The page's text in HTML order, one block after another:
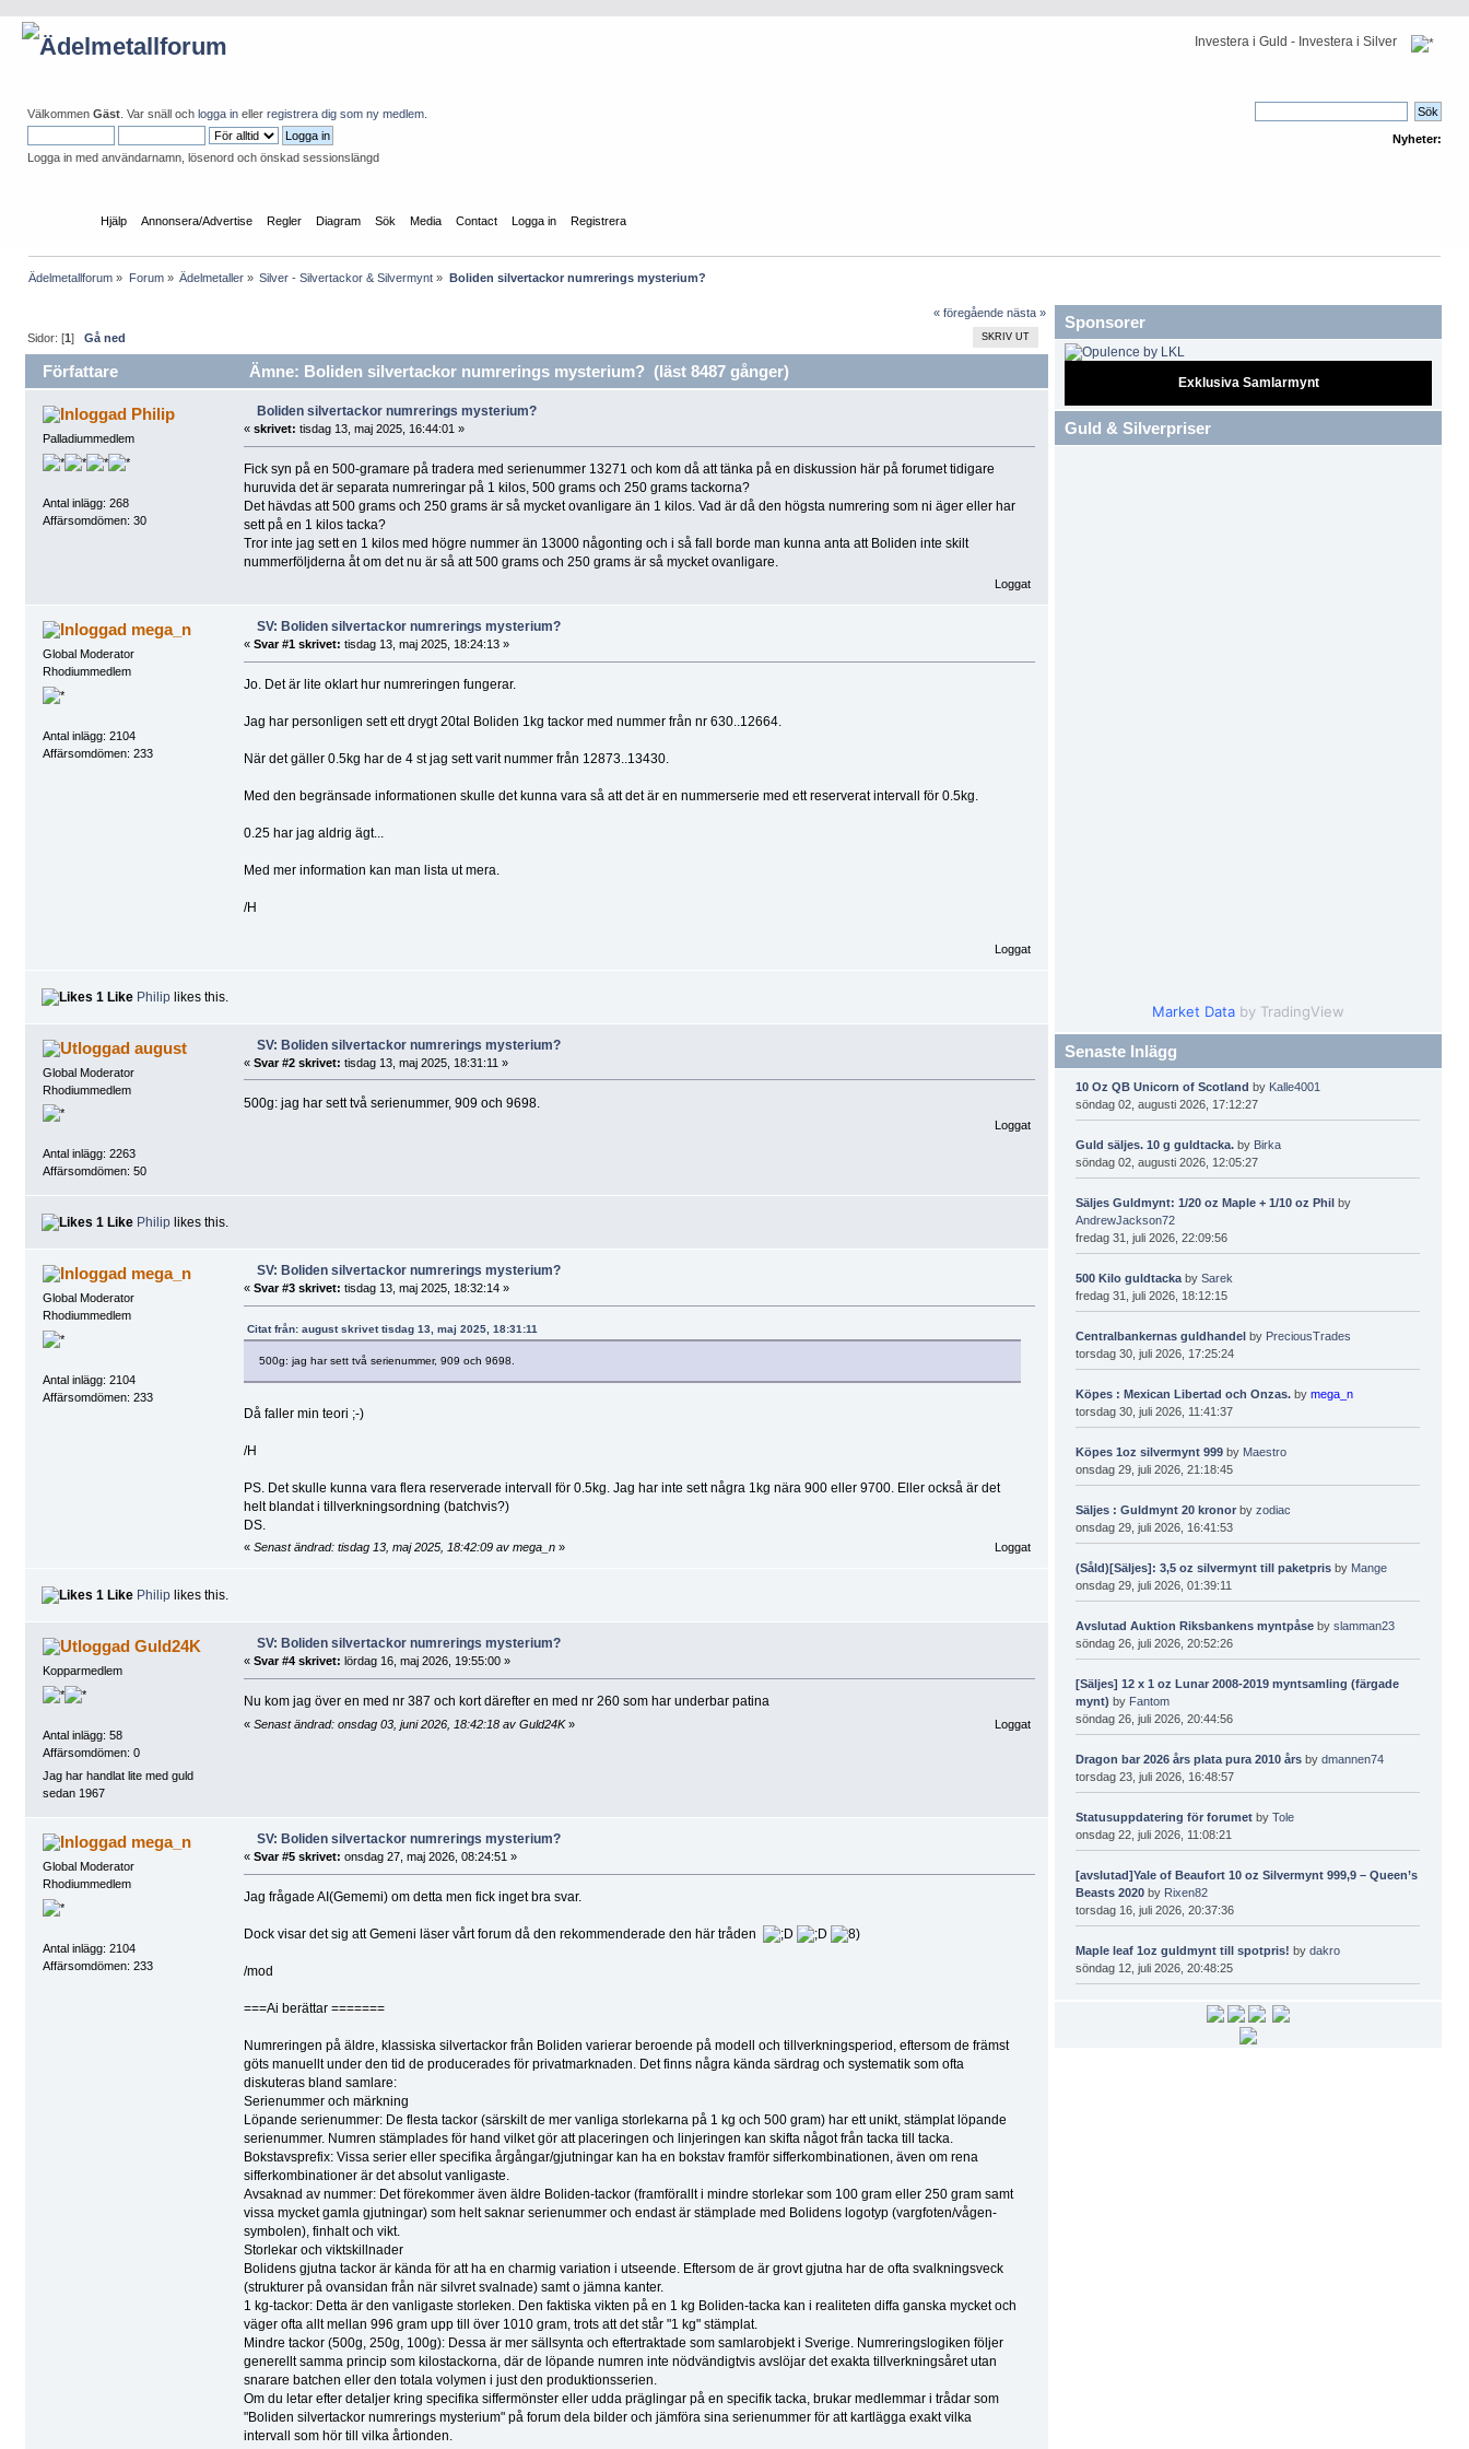
Investera i Guld - Investera i Silver
Välkommen Gäst . Var snäll och logga in eller registrera dig som ny medlem
Logga in med användarnamn, lösenord och önskad sessionslängd
Nyheter:
Hjälp Annonsera/Advertise Regler Diagram Sök Media Contact Logga in Registrera
Ädelmetallforum » Forum» Ädelmetaller» Silver - Silvertackor & Silvermynt » Boliden silvertackor numrerings mysterium?
« föregående nästa »
SKRIV UT
Sidor: [1]Gå ned
Författare Ämne: Boliden silvertackor numrerings mysterium? (läst 8487 gånger)
Philip
Palladiummedlem
Antal inlägg: 268
Affärsomdömen: 30
Boliden silvertackor numrerings mysterium?
« skrivet: tisdag 13, maj 2025, 16:44:01 »
Fick syn på en 500-gramare på tradera med serienummer 13271 och kom då att tänka på en diskussion här på forumet tidigare
huruvida det är separata numreringar på 1 kilos, 500 grams och 250 grams tackorna?
Det hävdas att 500 grams och 250 grams är så mycket ovanligare än 1 kilos. Vad är då den högsta numrering som ni äger eller har
sett på en 1 kilos tacka?
Tror inte jag sett en 1 kilos med högre nummer än 13000 någonting och i så fall borde man kunna anta att Boliden inte skilt
nummerföljderna åt om det nu är så att 500 grams och 250 grams är så mycket ovanligare.
Loggat
mega_n
Global Moderator
Rhodiummedlem
Antal inlägg: 2104
Affärsomdömen: 233
SV: Boliden silvertackor numrerings mysterium?
« Svar #1 skrivet: tisdag 13, maj 2025, 18:24:13 »
Jo. Det är lite oklart hur numreringen fungerar.
Jag har personligen sett ett drygt 20tal Boliden 1kg tackor med nummer från nr 630..12664.
När det gäller 0.5kg har de 4 st jag sett varit nummer från 12873..13430.
Med den begränsade informationen skulle det kunna vara så att det är en nummerserie med ett reserverat intervall för 0.5kg.
0.25 har jag aldrig ägt...
Med mer information kan man lista ut mera.
/H
Loggat
1 Like Philiplikes this.
august
Global Moderator
Rhodiummedlem
Antal inlägg: 2263
Affärsomdömen: 50
SV: Boliden silvertackor numrerings mysterium?
« Svar #2 skrivet: tisdag 13, maj 2025, 18:31:11 »
500g: jag har sett två serienummer, 909 och 9698.
Loggat
1 Like Philiplikes this.
mega_n
Global Moderator
Rhodiummedlem
Antal inlägg: 2104
Affärsomdömen: 233
SV: Boliden silvertackor numrerings mysterium?
« Svar #3 skrivet: tisdag 13, maj 2025, 18:32:14 »
Citat från: august skrivet tisdag 13, maj 2025, 18:31:11
500g: jag har sett två serienummer, 909 och 9698.
Då faller min teori ;-)
/H
PS. Det skulle kunna vara flera reserverade intervall för 0.5kg. Jag har inte sett några 1kg nära 900 eller 9700. Eller också är det
helt blandat i tillverkningsordning (batchvis?)
DS.
« Senast ändrad: tisdag 13, maj 2025, 18:42:09 av mega_n» Loggat
1 Like Philiplikes this.
Guld24K
Kopparmedlem
Antal inlägg: 58
Affärsomdömen: 0
Jag har handlat lite med guld
sedan 1967
SV: Boliden silvertackor numrerings mysterium?
« Svar #4 skrivet: lördag 16, maj 2026, 19:55:00 »
Nu kom jag över en med nr 387 och kort därefter en med nr 260 som har underbar patina
« Senast ändrad: onsdag 03, juni 2026, 18:42:18 av Guld24K» Loggat
mega_n
Global Moderator
Rhodiummedlem
Antal inlägg: 2104
Affärsomdömen: 233
SV: Boliden silvertackor numrerings mysterium?
« Svar #5 skrivet: onsdag 27, maj 2026, 08:24:51 »
Jag frågade AI(Gememi) om detta men fick inget bra svar.
Dock visar det sig att Gemeni läser vårt forum då den rekommenderade den här tråden
/mod
===Ai berättar =======
Numreringen på äldre, klassiska silvertackor från Boliden varierar beroende på modell och tillverkningsperiod, eftersom de främst
göts manuellt under den tid de producerades för privatmarknaden. Det finns några kända särdrag och systematik som ofta
diskuteras bland samlare:
​Serienummer och märkning
​Löpande serienummer: De flesta tackor (särskilt de mer vanliga storlekarna på 1 kg och 500 gram) har ett unikt, stämplat löpande
serienummer. Numren stämplades för hand vilket gör att placeringen och linjeringen kan skifta något från tacka till tacka.
​Bokstavsprefix: Vissa serier eller specifika årgångar/gjutningar kan ha en bokstav framför sifferkombinationen, även om rena
sifferkombinationer är det absolut vanligaste.
​Avsaknad av nummer: Det förekommer även äldre Boliden-tackor (framförallt i mindre storlekar som 100 gram eller 250 gram samt
vissa mycket gamla gjutningar) som helt saknar serienummer och endast är stämplade med Bolidens logotyp (vargfoten/vågen-
symbolen), finhalt och vikt.
​Storlekar och viktskillnader
​Bolidens gjutna tackor är kända för att ha en charmig variation i utseende. Eftersom de är grovt gjutna har de ofta svalkningsveck
(strukturer på ovansidan från när silvret svalnade) samt o jämna kanter.
​1 kg-tackor: Detta är den vanligaste storleken. Den faktiska vikten på en 1 kg Boliden-tacka kan i realiteten diffa ganska mycket och
väger ofta allt mellan 996 gram upp till över 1010 gram, trots att det står "1 kg" stämplat.
​Mindre tackor (500g, 250g, 100g): Dessa är mer sällsynta och eftertraktade som samlarobjekt i Sverige. Numreringslogiken följer
generellt samma princip som kilostackorna, där de löpande numren inte nödvändigtvis avslöjar det exakta tillverkningsåret utan
snarare batchen eller den totala volymen i just den produktionsserien.
​Om du letar efter detaljer kring specifika siffermönster eller udda präglingar på en specifik tacka, brukar medlemmar i trådar som
"Boliden silvertackor numrerings mysterium" på forum dela bilder och jämföra sina serienummer för att kartlägga exakt vilka
intervall som hör till vilka årtionden.
Sponsorer
Exklusiva Samlarmynt
Guld & Silverpriser
Market Data by TradingView
Senaste Inlägg
10 Oz QB Unicorn of Scotland by Kalle4001
söndag 02, augusti 2026, 17:12:27
Guld säljes. 10 g guldtacka. by Birka
söndag 02, augusti 2026, 12:05:27
Säljes Guldmynt: 1/20 oz Maple + 1/10 oz Phil by
AndrewJackson72
fredag 31, juli 2026, 22:09:56
500 Kilo guldtacka bySarek
fredag 31, juli 2026, 18:12:15
Centralbankernas guldhandel by PreciousTrades
torsdag 30, juli 2026, 17:25:24
Köpes : Mexican Libertad och Onzas. bymega_n
torsdag 30, juli 2026, 11:41:37
Köpes 1oz silvermynt 999 by Maestro
onsdag 29, juli 2026, 21:18:45
Säljes : Guldmynt 20 kronorbyzodiac
onsdag 29, juli 2026, 16:41:53
(Såld)[Säljes]: 3,5 oz silvermynt till paketpris by Mange
onsdag 29, juli 2026, 01:39:11
Avslutad Auktion Riksbankens myntpåse byslamman23
söndag 26, juli 2026, 20:52:26
[Säljes] 12 x 1 oz Lunar 2008-2019 myntsamling (färgade
mynt) by Fantom
söndag 26, juli 2026, 20:44:56
Dragon bar 2026 års plata pura 2010 års bydmannen74
torsdag 23, juli 2026, 16:48:57
Statusuppdatering för forumet byTole
onsdag 22, juli 2026, 11:08:21
[avslutad]Yale of Beaufort 10 oz Silvermynt 999,9 – Queen’s
Beasts 2020 by Rixen82
torsdag 16, juli 2026, 20:37:36
Maple leaf 1oz guldmynt till spotpris! bydakro
söndag 12, juli 2026, 20:48:25